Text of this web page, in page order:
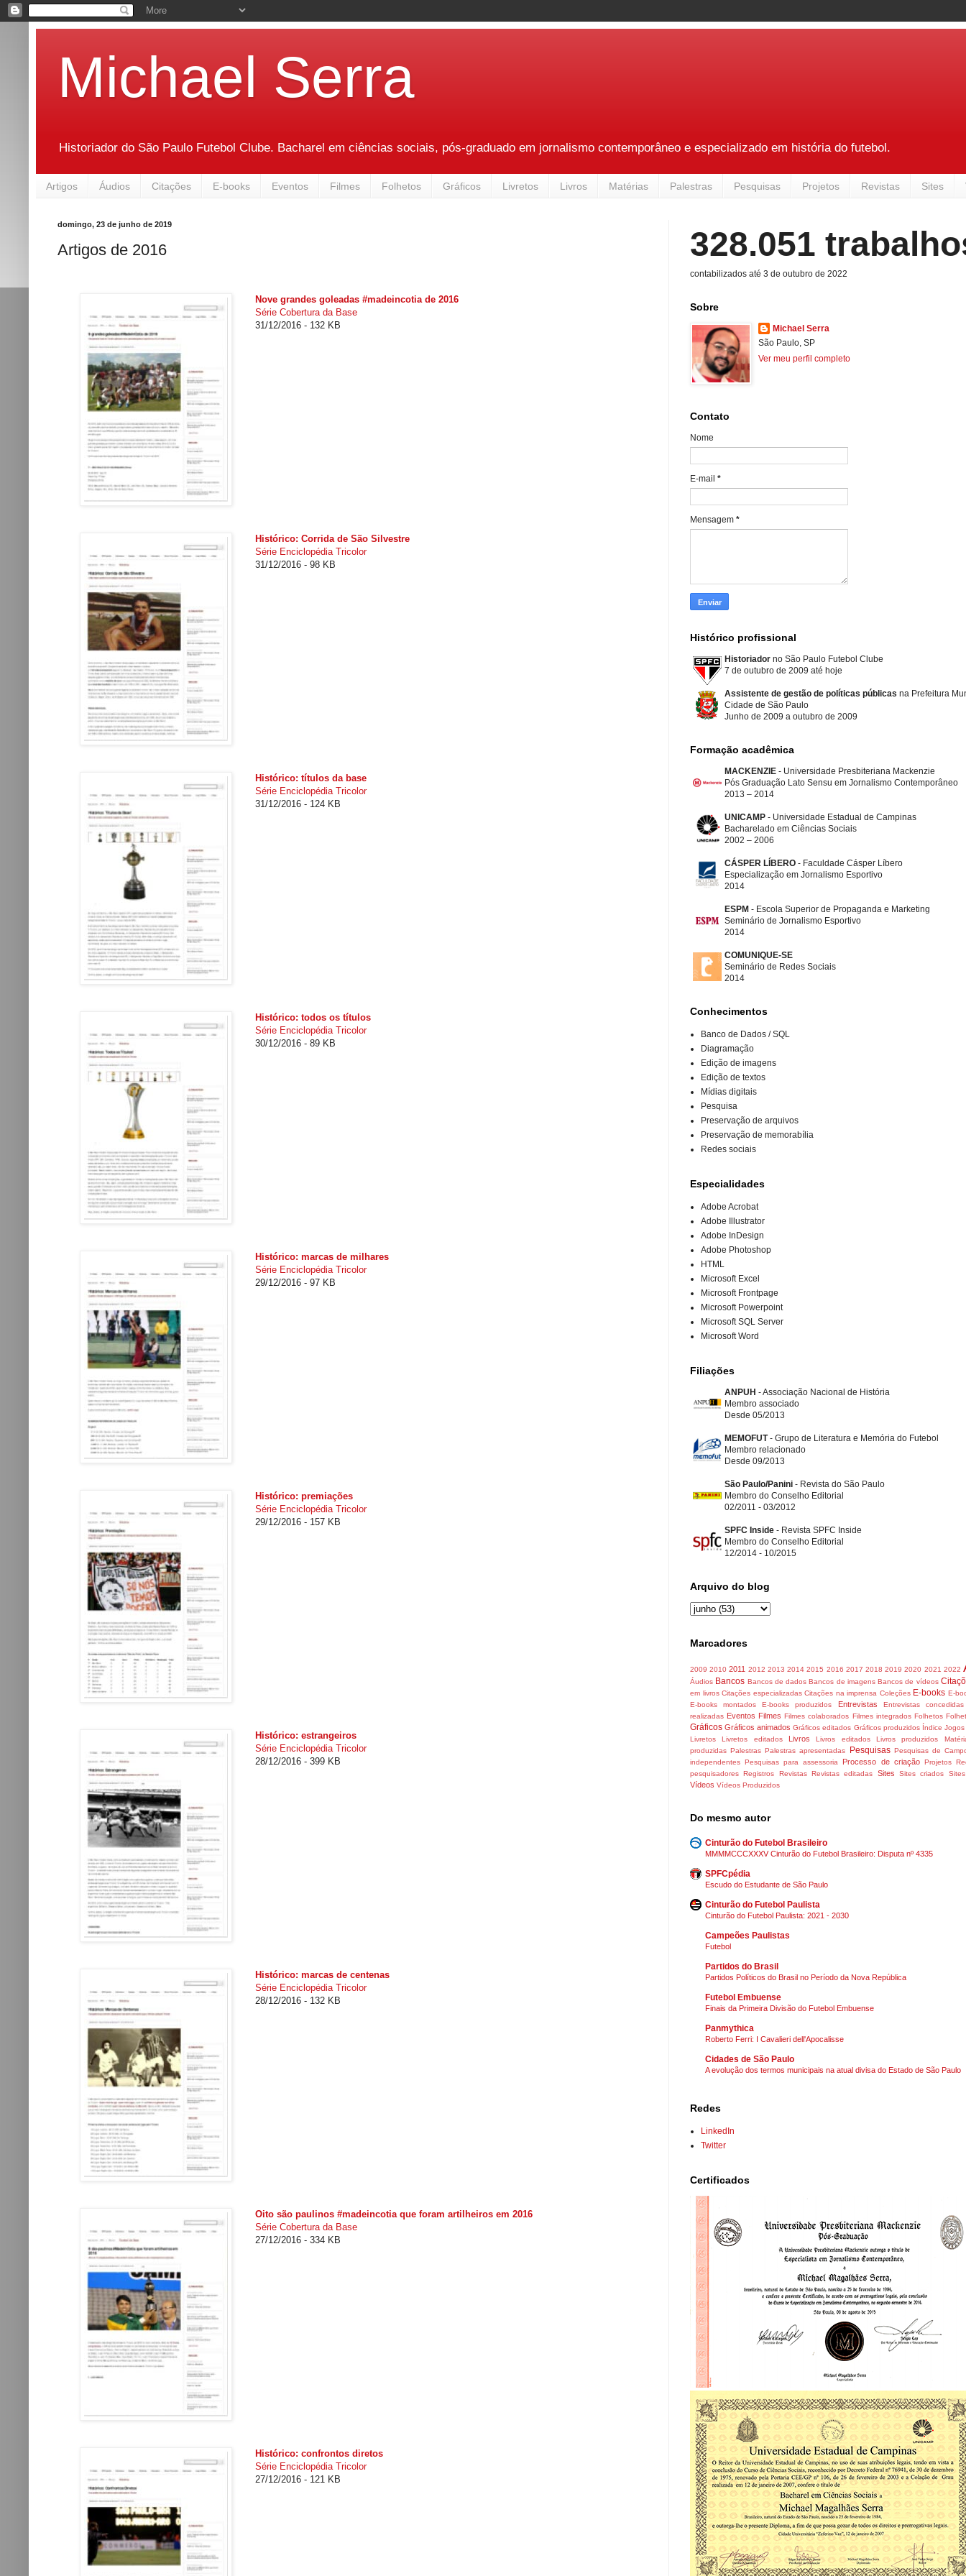
Michael Serra
Historiador do São Paulo Futebol Clube. Bacharel em ciências sociais, pós-graduado em jornalismo contemporâneo e especializado em história do futebol.
Artigos Áudios Citações E-books Eventos Filmes Folhetos Gráficos Livretos Livros Matérias Palestras Pesquisas Projetos Revistas Sites
domingo, 23 de junho de 2019
Artigos de 2016
Nove grandes goleadas #madeincotia de 2016
Série Cobertura da Base
31/12/2016 - 132 KB
Histórico: Corrida de São Silvestre
Série Enciclopédia Tricolor
31/12/2016 - 98 KB
Histórico: títulos da base
Série Enciclopédia Tricolor
31/12/2016 - 124 KB
Histórico: todos os títulos
Série Enciclopédia Tricolor
30/12/2016 - 89 KB
Histórico: marcas de milhares
Série Enciclopédia Tricolor
29/12/2016 - 97 KB
Histórico: premiações
Série Enciclopédia Tricolor
29/12/2016 - 157 KB
Histórico: estrangeiros
Série Enciclopédia Tricolor
28/12/2016 - 399 KB
Histórico: marcas de centenas
Série Enciclopédia Tricolor
28/12/2016 - 132 KB
Oito são paulinos #madeincotia que foram artilheiros em 2016
Série Cobertura da Base
27/12/2016 - 334 KB
Histórico: confrontos diretos
Série Enciclopédia Tricolor
27/12/2016 - 121 KB
328.051
contabilizados até 3 de outubro de 2022
Sobre
Michael Serra
São Paulo, SP
Ver meu perfil completo
Contato
Nome
E-mail *
Mensagem *
Histórico profissional
Historiador no São Paulo Futebol Clube
7 de outubro de 2009 até hoje
Assistente de gestão de políticas públicas na Prefeitura
Cidade de São Paulo
Junho de 2009 a outubro de 2009
Formação acadêmica
MACKENZIE - Universidade Presbiteriana Mackenzie
Pós Graduação Lato Sensu em Jornalismo Contemporâneo
2013 – 2014
UNICAMP - Universidade Estadual de Campinas
Bacharelado em Ciências Sociais
2002 – 2006
CÁSPER LÍBERO - Faculdade Cásper Líbero
Especialização em Jornalismo Esportivo
2014
ESPM - Escola Superior de Propaganda e Marketing
Seminário de Jornalismo Esportivo
2014
COMUNIQUE-SE
Seminário de Redes Sociais
2014
Conhecimentos
Banco de Dados / SQL
Diagramação
Edição de imagens
Edição de textos
Mídias digitais
Pesquisa
Preservação de arquivos
Preservação de memorabília
Redes sociais
Especialidades
Adobe Acrobat
Adobe Illustrator
Adobe InDesign
Adobe Photoshop
HTML
Microsoft Excel
Microsoft Frontpage
Microsoft Powerpoint
Microsoft SQL Server
Microsoft Word
Filiações
ANPUH - Associação Nacional de História
Membro associado
Desde 05/2013
MEMOFUT- Grupo de Literatura e Memória do Futebol
Membro relacionado
Desde 09/2013
São Paulo/Panini - Revista do São Paulo
Membro do Conselho Editorial
02/2011 - 03/2012
SPFC Inside - Revista SPFC Inside
Membro do Conselho Editorial
12/2014 - 10/2015
Arquivo do blog
Marcadores
2009 2010 2011 2012 2013 2014 2015 2016 2017 2018 2019 2020 2021 2022
Áudios Bancos Bancos de dados Bancos de imagens Bancos de vídeos
em livros Citações especializadas Citações na imprensa Coleções E-books E-
E-books montados
E-books produzidos Entrevistas
Entrevistas concedidas
realizadas Eventos Filmes Filmes colaborados Filmes integrados Folhetos
Gráficos Gráficos animados Gráficos editados Gráficos produzidos Índice
Livretos
Livretos editados Livros Livros editados Livros produzidos
produzidas Palestras Palestras apresentadas Pesquisas Pesquisas de
independentes Pesquisas para assessoria Processo de criação Projetos
pesquisadores Registros Revistas Revistas editadas Sites Sites criados
Vídeos Vídeos Produzidos
Do mesmo autor
Cinturão do Futebol Brasileiro
MMMMCCCXXXV Cinturão do Futebol Brasileiro: Disputa nº 4335
SPFCpédia
Escudo do Estudante de São Paulo
Cinturão do Futebol Paulista
Cinturão do Futebol Paulista: 2021 - 2030
Campeões Paulistas
Futebol
Partidos do Brasil
Partidos Políticos do Brasil no Período da Nova República
Futebol Embuense
Finais da Primeira Divisão do Futebol Embuense
Panmythica
Roberto Ferri: I Cavalieri dell'Apocalisse
Cidades de São Paulo
A evolução dos termos municipais na atual divisa do Estado de São Paulo
Redes
LinkedIn
Twitter
Certificados